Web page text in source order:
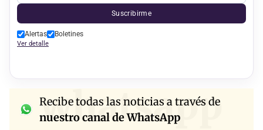
Suscribirme
Alertas Boletines
Ver detalle
whatsapp
Recibe todas las noticias a través de
nuestro canal de WhatsApp